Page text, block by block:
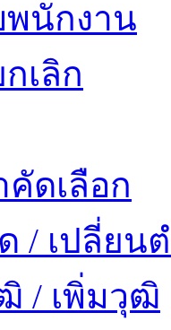
พนักงาน
เลิก
ดเลือก
/ เปลี่ยน
/ เพิ่มวุฒิ